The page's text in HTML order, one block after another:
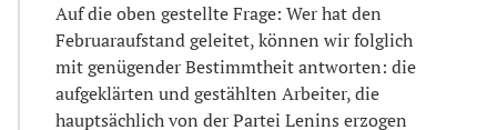
Auf die oben gestellte Frage: Wer hat den
Februaraufstand geleitet, können wir folglich
mit genügender Bestimmtheit antworten: die
aufgeklärten und gestählten Arbeiter, die
hauptsächlich von der Partei Lenins erzogen